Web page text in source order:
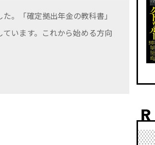
。「確定拠出年金の教科書」
います。これから始める方向